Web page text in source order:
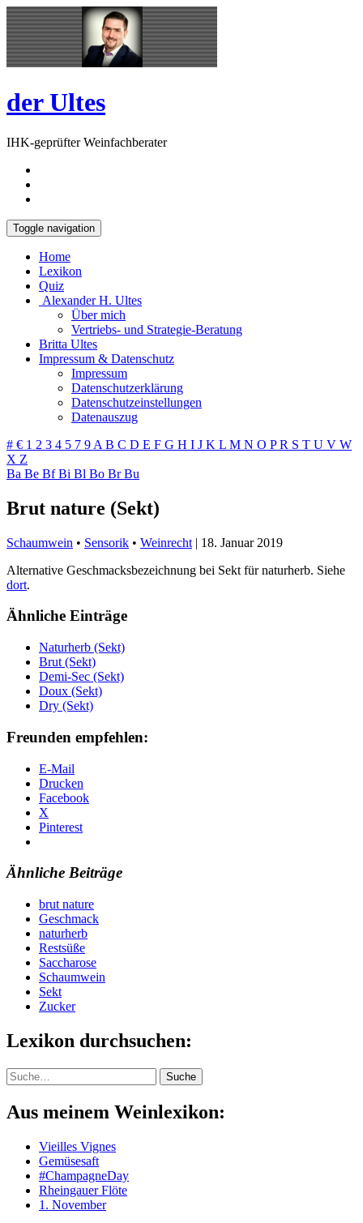
Skip
to
content
Open
Sidebar
der Ultes
IHK-geprüfter Weinfachberater
Toggle navigation
Home
Lexikon
Quiz
Alexander H. Ultes
Über mich
Vertriebs- und Strategie-Beratung
Britta Ultes
Impressum & Datenschutz
Impressum
Datenschutzerklärung
Datenschutzeinstellungen
Datenauszug
# € 1 2 3 4 5 7 9 A B C D E F G H I J K L M N O PR S T U V W
X Z
Ba Be BfBi Bl Bo BrBu
Brut nature (Sekt)
Schaumwein • Sensorik • Weinrecht | 18. Januar 2019
Alternative Geschmacksbezeichnung bei Sekt für naturherb. Siehe
dort.
Ähnliche Einträge
Naturherb (Sekt)
Brut (Sekt)
Demi-Sec (Sekt)
Doux (Sekt)
Dry (Sekt)
Freunden empfehlen:
E-Mail
Drucken
Facebook
X
Pinterest
Ähnliche Beiträge
brut nature
Geschmack
naturherb
Restsüße
Saccharose
Schaumwein
Sekt
Zucker
Lexikon durchsuchen:
Suche Suche
Aus meinem Weinlexikon:
Vieilles Vignes
Gemüsesaft
#ChampagneDay
Rheingauer Flöte
1. November